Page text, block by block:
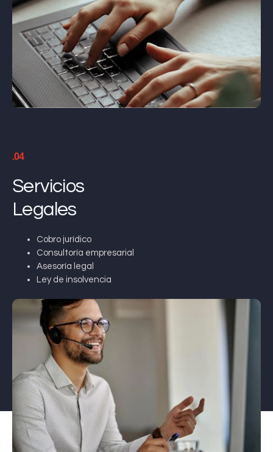
.04
Servicios
Legales
Cobro jurídico
Consultoría empresarial
Asesoría legal
Ley de insolvencia